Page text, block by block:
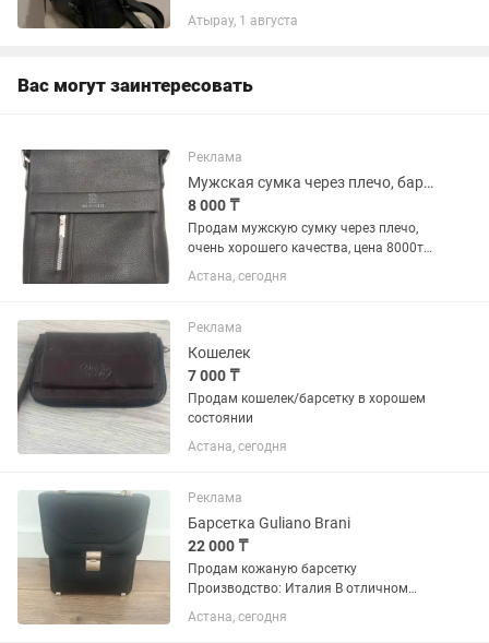
Атырау, 1 августа
Вас могут заинтересовать
Реклама
Мужская сумка через плечо, барсетка
8 000 ₸
Продам мужскую сумку через плечо,
очень хорошего качества, цена 8000тг,
состояние хорошее
Астана, сегодня
Реклама
Кошелек
7 000 ₸
Продам кошелек/барсетку в хорошем
состоянии
Астана, сегодня
Реклама
Барсетка Guliano Brani
22 000 ₸
Продам кожаную барсетку
Производство: Италия В отличном
состоянии, металлическая застежка
Внутри несколько отделений Цена: 22
Астана, сегодня